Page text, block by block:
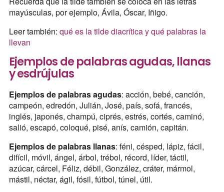
mayúsculas, por ejemplo, Ávila, Óscar, Iñigo.
Leer también: qué es la tilde diacrítica y qué palabras la
llevan
Ejemplos de palabras agudas, llanas
y esdrújulas
Ejemplos de palabras agudas: acción, bebé, canción,
campeón, edredón, Julián, José, país, sofá, francés,
inglés, japonés, champú, ciprés, estrés, cortés, caminó,
salió, escapó, coloqué, pisé, anís, camión, capitán.
Ejemplos de palabras llanas: féni, césped, lápiz, fácil,
difícil, móvil, ángel, árbol, trébol, récord, líder, táctil,
azúcar, cárcel, Féliz, débil, González, cráter, mármol,
mástil, néctar, ágil, fósil, fútbol, túnel, útil.